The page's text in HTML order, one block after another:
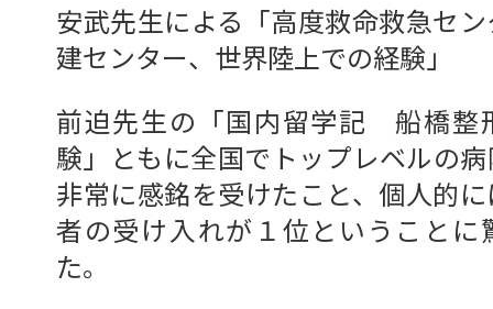
安武先生による「高度救命救急セ
建センター、世界陸上での経験」
前迫先生の「国内留学記 船橋整
験」ともに全国でトップレベルの
非常に感銘を受けたこと、個人的
者の受け入れが１位ということに
た。